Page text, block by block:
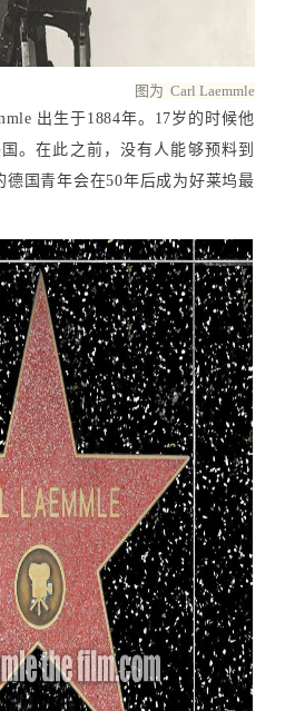
图为 Carl Laemmle
出生于1884年。17岁的时候他
。在此之前，没有人能够预料到
德国青年会在50年后成为好莱坞最